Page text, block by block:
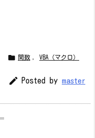
 関数 VBA（マクロ）
 Posted by master